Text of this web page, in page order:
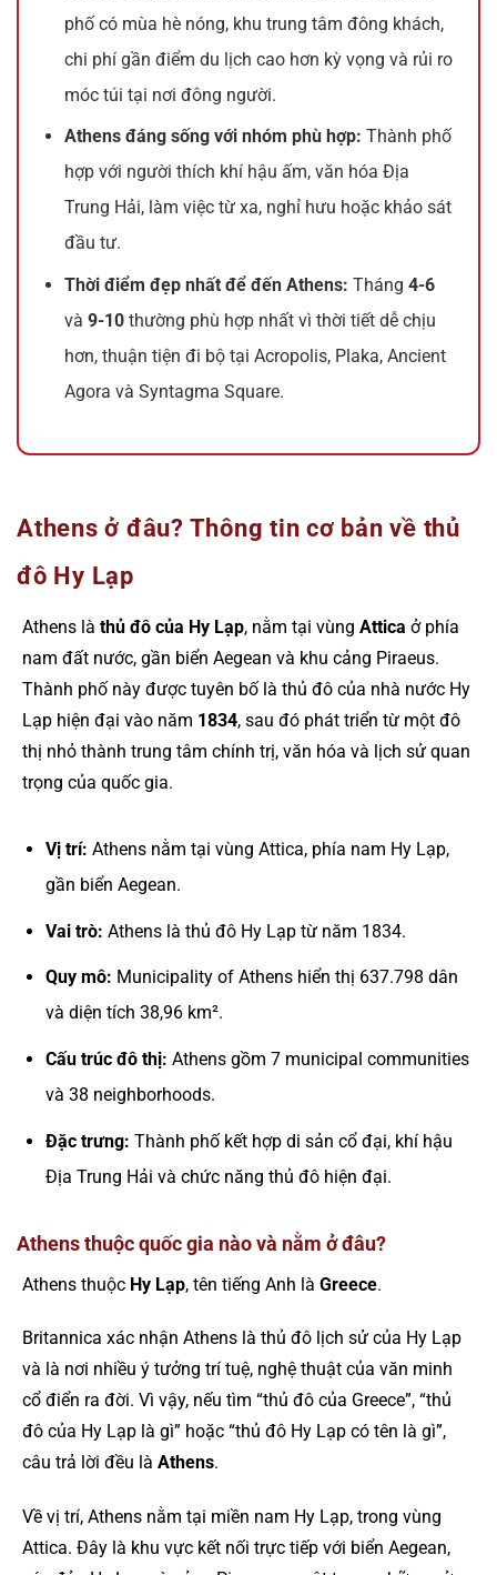
phố có mùa hè nóng, khu trung tâm đông khách,
chi phí gần điểm du lịch cao hơn kỳ vọng và rủi ro
móc túi tại nơi đông người.
Athens đáng sống với nhóm phù hợp: Thành phố
hợp với người thích khí hậu ấm, văn hóa Địa
Trung Hải, làm việc từ xa, nghỉ hưu hoặc khảo sát
đầu tư.
Thời điểm đẹp nhất để đến Athens: Tháng4-6
và9-10 thường phù hợp nhất vì thời tiết dễ chịu
hơn, thuận tiện đi bộ tại Acropolis, Plaka, Ancient
Agora và Syntagma Square.
Athens ở đâu? Thông tin cơ bản về thủ
đô Hy Lạp
Athens là thủ đô của Hy Lạp, nằm tại vùng Attica ở phía
nam đất nước, gần biển Aegean và khu cảng Piraeus.
Thành phố này được tuyên bố là thủ đô của nhà nước Hy
Lạp hiện đại vào năm 1834, sau đó phát triển từ một đô
thị nhỏ thành trung tâm chính trị, văn hóa và lịch sử quan
trọng của quốc gia.
Vị trí: Athens nằm tại vùng Attica, phía nam Hy Lạp,
gần biển Aegean.
Vai trò: Athens là thủ đô Hy Lạp từ năm 1834.
Quy mô: Municipality of Athens hiển thị 637.798 dân
và diện tích 38,96 km².
Cấu trúc đô thị: Athens gồm 7 municipal communities
và 38 neighborhoods.
Đặc trưng: Thành phố kết hợp di sản cổ đại, khí hậu
Địa Trung Hải và chức năng thủ đô hiện đại.
Athens thuộc quốc gia nào và nằm ở đâu?
Athens thuộc Hy Lạp, tên tiếng Anh là Greece.
Britannica xác nhận Athens là thủ đô lịch sử của Hy Lạp
và là nơi nhiều ý tưởng trí tuệ, nghệ thuật của văn minh
cổ điển ra đời. Vì vậy, nếu tìm “thủ đô của Greece”, “thủ
đô của Hy Lạp là gì” hoặc “thủ đô Hy Lạp có tên là gì”,
câu trả lời đều là Athens.
Về vị trí, Athens nằm tại miền nam Hy Lạp, trong vùng
Attica. Đây là khu vực kết nối trực tiếp với biển Aegean,